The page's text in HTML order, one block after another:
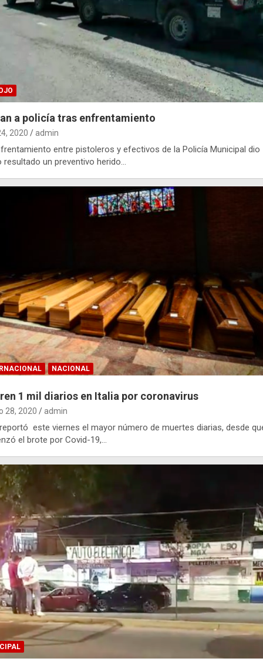
a policía tras enfrentamiento
2020 admin
entre pistoleros y efectivos de la Policía Municipal dio
resultado un preventivo herido…
NACIONAL
1 mil diarios en Italia por coronavirus
28, 2020 admin
este viernes el mayor número de muertes diarias, desde
el brote por Covid-19,…